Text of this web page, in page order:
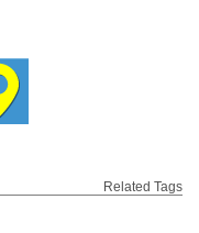
Related Tags